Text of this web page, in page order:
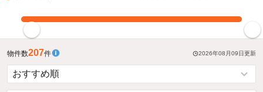
物件数207件 2026年08月09日更新